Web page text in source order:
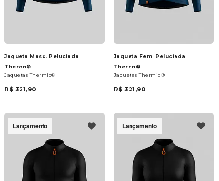
Jaqueta Masc. Peluciada
Theron®
Jaquetas Thermic®
R$ 321,90
Jaqueta Fem. Peluciada
Theron®
Jaquetas Thermic®
R$ 321,90
Lançamento Lançamento